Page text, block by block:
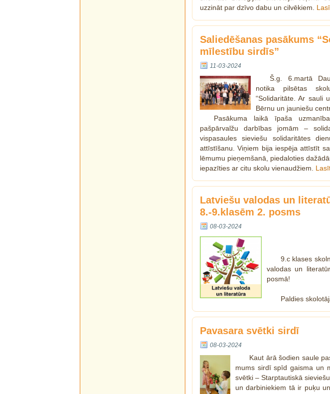
uzzināt par dzīvo dabu un cilvēkiem.
Saliedēšanas pasākums
mīlestību sirdīs”
11-03-2024
Š.g. 6.martā
notika pilsētas
“Solidaritāte. Ar sauli
Bērnu un jauniešu
Pasākuma laikā īpaša
pašpārvalžu darbības jomām –
vispasaules sieviešu solidaritātes
attīstīšanu. Viņiem bija iespēja attīstīt
lēmumu pieņemšanā, piedaloties
iepazīties ar citu skolu vienaudžiem.
Latviešu valodas un
8.-9.klasēm 2. posms
08-03-2024
9.c klases
valodas un
posmā!
Paldies
Pavasara svētki sirdī
08-03-2024
Kaut ārā šodien saule
mums sirdī spīd gaisma un
svētki – Starptautiskā
un darbiniekiem tā ir puķu